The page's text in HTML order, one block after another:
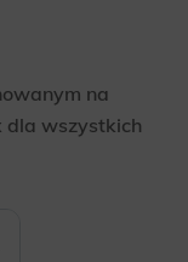
na
dla wszystkich